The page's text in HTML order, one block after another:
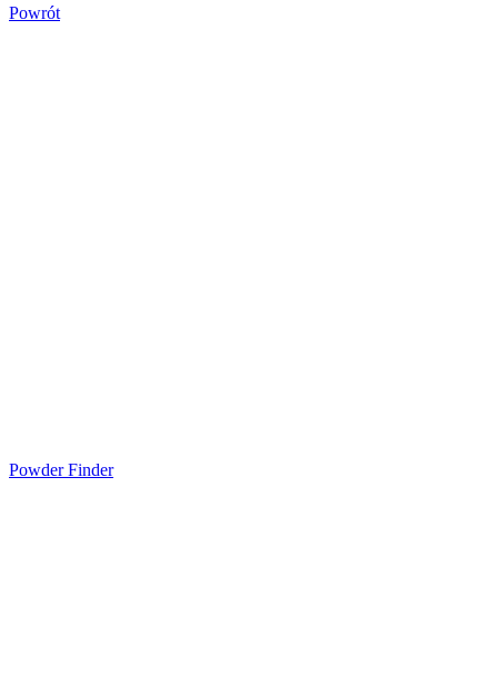
Powrót
Powder Finder